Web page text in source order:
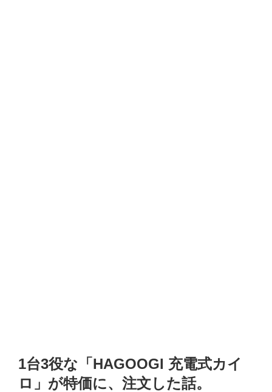
1台3役な「HAGOOGI 充電式カイ
ロ」が特価に、注文した話。